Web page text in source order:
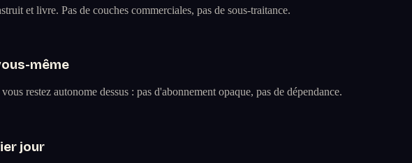
et livre. Pas de couches commerciales, pas de sous-traitance.
même
restez autonome dessus : pas d'abonnement opaque, pas de dépendance.
jour